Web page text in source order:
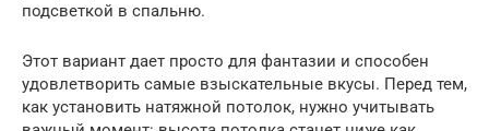
подсветкой в спальню.
Этот вариант дает просто для фантазии и способен
удовлетворить самые взыскательные вкусы. Перед тем,
как установить натяжной потолок, нужно учитывать